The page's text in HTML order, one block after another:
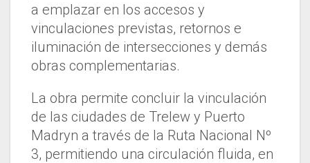
a emplazar en los accesos y
vinculaciones previstas, retornos e
iluminación de intersecciones y demás
obras complementarias.
La obra permite concluir la vinculación
de las ciudades de Trelew y Puerto
Madryn a través de la Ruta Nacional Nº
3, permitiendo una circulación fluida, en